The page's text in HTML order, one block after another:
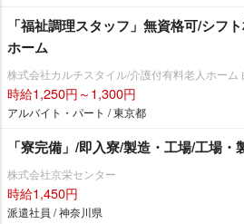
「福祉調理スタッフ」無資格可/シフ
ホーム
株式会社カルチスタイル/介護付有料老人ホーム
時給1,250円～1,300円
アルバイト・パート / 東京都
「寮完備」/即入寮/製造・工場/工場・
株式会社京栄センター
時給1,450円
派遣社員 / 神奈川県